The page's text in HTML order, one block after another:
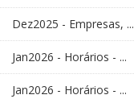
Dez2025 - Empresas, ...
Jan2026 - Horários - ...
Jan2026 - Horários - ...